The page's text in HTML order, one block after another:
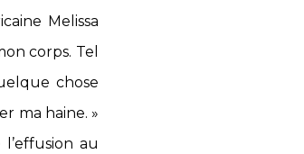
Melissa
corps. Tel
chose
ma haine. »
au